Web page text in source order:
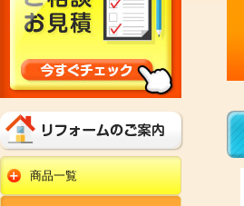
商品一覧
水回りリフォーム